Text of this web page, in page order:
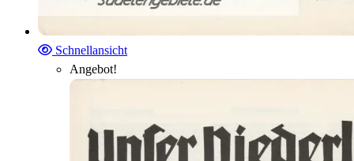
Schnellansicht
Angebot!